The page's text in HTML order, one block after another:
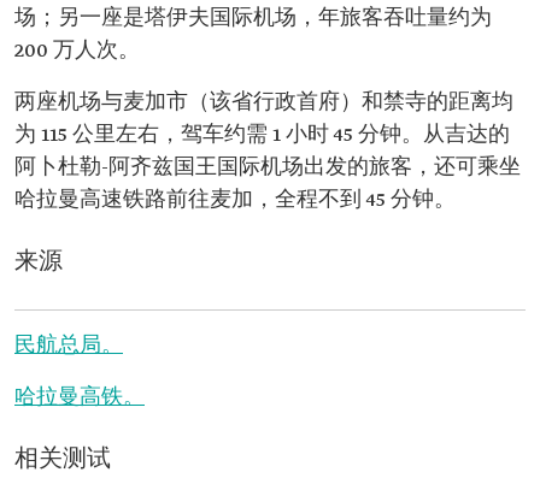
场；另一座是塔伊夫国际机场，年旅客吞吐量约为
200 万人次。
两座机场与麦加市（该省行政首府）和禁寺的距离均
为 115 公里左右，驾车约需 1 小时 45 分钟。从吉达的
阿卜杜勒-阿齐兹国王国际机场出发的旅客，还可乘坐
哈拉曼高速铁路前往麦加，全程不到 45 分钟。
来源
民航总局。
哈拉曼高铁。
相关测试